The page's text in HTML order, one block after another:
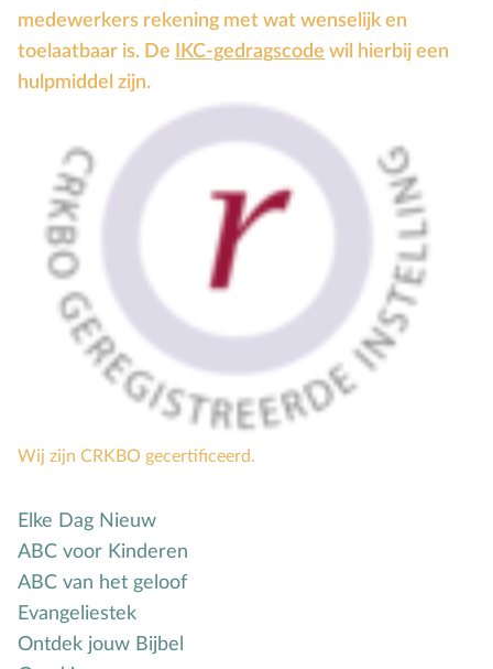
Kerstverhalen
Kindermishandeling/-misbruik
Kleuter
Lichamelijke ontwikkeling
Meerbegaafd/hoogbegaafd
Mensbeeld
Moeder-kindrelatie
Muziek
Natuur
Opvoedstijl
Oud & Nieuw
Ouderschap
Pinksteren
Pleeggezin
Probleemgedrag
Puberteit
S
School
medewerkers rekening met wat wenselijk en
toelaatbaar is. De
IKC-gedragscode wil hierbij een
hulpmiddel zijn.
Wij zijn CRKBO gecertificeerd.
Elke Dag Nieuw
ABC voor Kinderen
ABC van het geloof
Evangeliestek
Ontdek jouw Bijbel